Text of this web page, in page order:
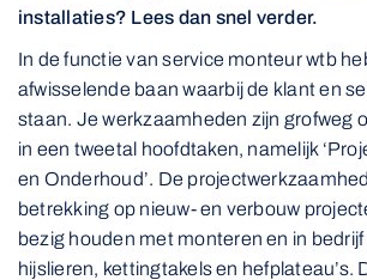
installaties? Lees dan snel verder.
In de functie van service monteur wtb
afwisselende baan waarbij de klant en
staan. Je werkzaamheden zijn grofweg
in een tweetal hoofdtaken, namelijk
en Onderhoud’. De
betrekking op nieuw- en verbouw
bezig houden met monteren en in
hijslieren, kettingtakels en hefplateau’s.